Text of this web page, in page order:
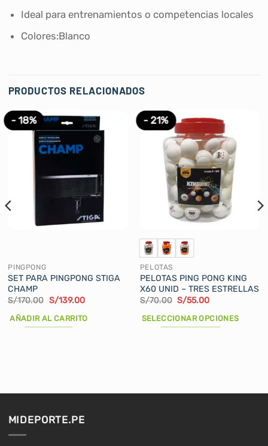
Ideal para entrenamientos o competencias locales
Colores:Blanco
PRODUCTOS RELACIONADOS
- 18%
PINGPONG
SET PARA PINGPONG STIGA
CHAMP
S/170.00 El
original
era:
S/139.00El
actual
AÑADIR AL CARRITO
- 21%
PELOTAS
PELOTAS PING PONG KING
X60 UNID – TRES ESTRELLAS
S/70.00 El
original
era:
S/55.00El
actual
es:
SELECCIONAR OPCIONES
MIDEPORTE.PE